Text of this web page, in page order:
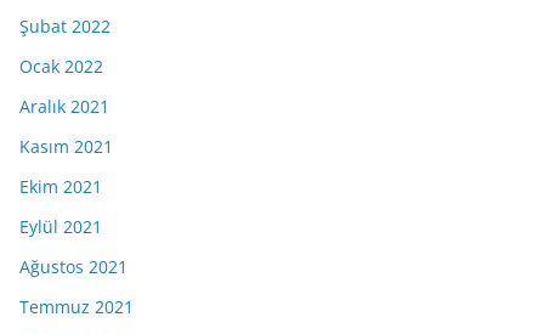
Şubat 2022
Ocak 2022
Aralık 2021
Kasım 2021
Ekim 2021
Eylül 2021
Ağustos 2021
Temmuz 2021